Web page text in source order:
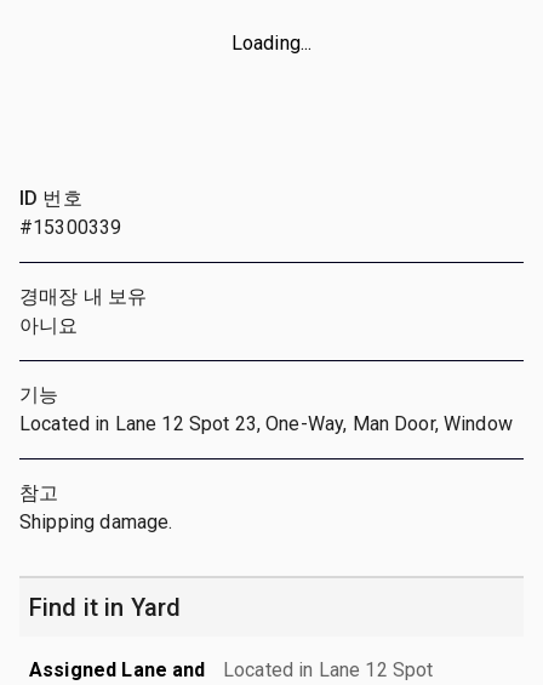
Loading...
ID 번호
#15300339
경매장 내 보유
아니요
기능
Located in Lane 12 Spot 23, One-Way, Man Door, Window
참고
Shipping damage.
Find it in Yard
Assigned Lane and
Located in Lane 12 Spot